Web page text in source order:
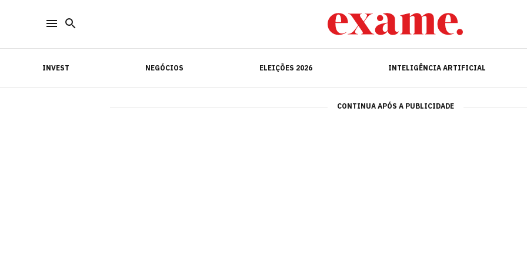
INVEST NEGÓCIOS ELEIÇÕES 2026 INTELIGÊNCIA ARTIFICIAL
INVEST INTELIGÊNCIA ARTIFICIAL
CONTINUA APÓS A PUBLICIDADE